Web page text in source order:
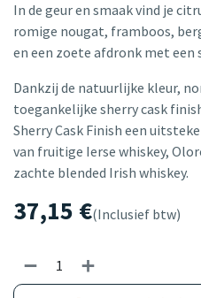
In de geur en smaak vind je
romige nougat, framboos,
en een zoete afdronk met
Dankzij de natuurlijke kleur,
toegankelijke sherry cask
Sherry Cask Finish een
van fruitige Ierse whiskey,
zachte blended Irish whiskey.
37,15 €(Inclusief btw)